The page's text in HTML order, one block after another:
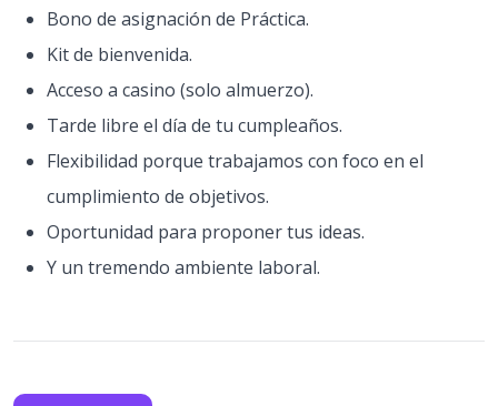
Bono de asignación de Práctica.
Kit de bienvenida.
Acceso a casino (solo almuerzo).
Tarde libre el día de tu cumpleaños.
Flexibilidad porque trabajamos con foco en el
cumplimiento de objetivos.
Oportunidad para proponer tus ideas.
Y un tremendo ambiente laboral.